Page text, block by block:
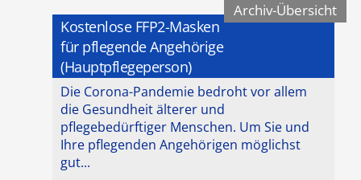
Archiv-Übersicht
Kostenlose FFP2-Masken
für pflegende Angehörige
(Hauptpflegeperson)
Die Corona-Pandemie bedroht vor allem
die Gesundheit älterer und
pflegebedürftiger Menschen. Um Sie und
Ihre pflegenden Angehörigen möglichst
gut...